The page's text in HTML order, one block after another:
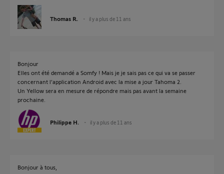
Thomas R. il y a plus de 11 ans
Bonjour
Elles ont été demandé a Somfy ! Mais je je sais pas ce qui va se passer
concernant l'application Android avec la mise a jour Tahoma 2.
Un Yellow sera en mesure de répondre mais pas avant la semaine
prochaine.
Philippe H. il y a plus de 11 ans
Bonjour à tous,